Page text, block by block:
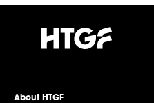
About HTGF